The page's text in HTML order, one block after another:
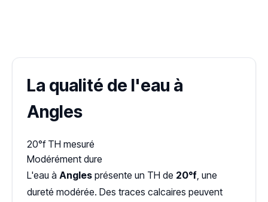
La qualité de l'eau à
Angles
20°f TH mesuré
Modérément dure
L'eau à Angles présente un TH de 20°f, une
dureté modérée. Des traces calcaires peuvent